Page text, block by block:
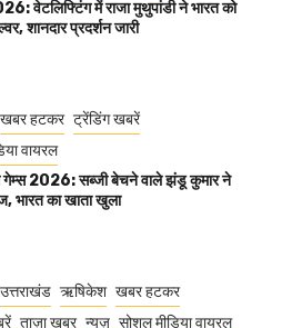
वेटलिफ्टिंग में राजा मुथुपांडी ने भारत को
शानदार प्रदर्शन जारी
खबर हटकर ट्रेंडिंग खबरें
वायरल
गेम्स 2026: सब्जी बेचने वाले झंडू कुमार ने
भारत का खाता खुला
उत्तराखंड ऋषिकेश खबर हटकर
ताज़ा ख़बर न्यूज़ सोशल मीडिया वायरल